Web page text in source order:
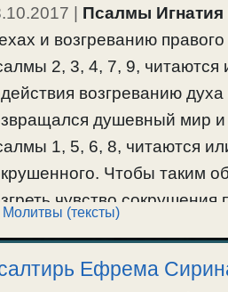
Псалмы
и возгреванию
2, 3, 4, 7, 9, читаются
возгреванию
душевный мир и
1, 5, 6, 8, читаются
Чтобы таким
чувство сокрушения
и упования на
Рубрики
Молитвы (тексты)
Ефрема